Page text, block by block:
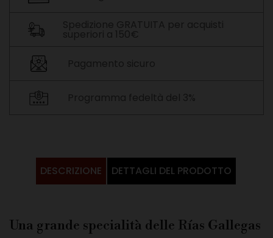
DESCRIZIONE DETTAGLI DEL PRODOTTO
Una grande specialità delle Rías Gallegas